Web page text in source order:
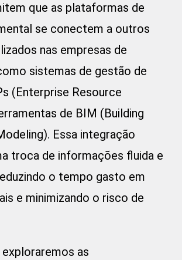
que as plataformas de
se conectem a outros
nas empresas de
sistemas de gestão de
(Enterprise Resource
de BIM (Building
Essa integração
troca de informações fluida e
o tempo gasto em
e minimizando o risco de
as